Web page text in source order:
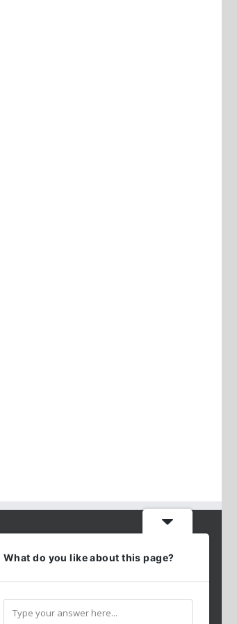
Téléphone:01 86 98 27 27
Mobile:054 2544520
Email:andredarmon78@gmail.com
What do you like about this page?